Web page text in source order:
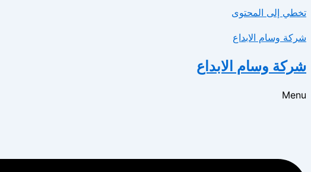
تخطي إلى المحتوى
شركة وسام الابداع
شركة وسام الابداع
Menu